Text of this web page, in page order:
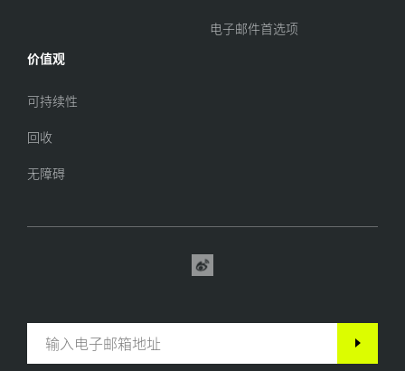
价值观
可持续性
回收
无障碍
电子邮件首选项